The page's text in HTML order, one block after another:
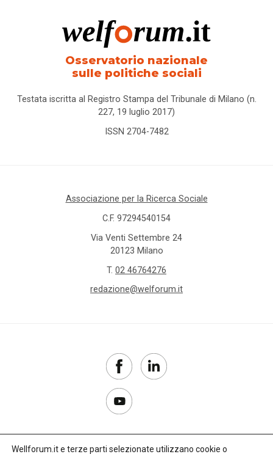
Osservatorio nazionale
sulle politiche sociali
Testata iscritta al Registro Stampa del Tribunale di Milano (n.
227, 19 luglio 2017)
ISSN 2704-7482
Associazione per la Ricerca Sociale
C.F. 97294540154
Via Venti Settembre 24
20123 Milano
T. 02 46764276
redazione@welforum.it
Wellforum.it e terze parti selezionate utilizzano cookie o